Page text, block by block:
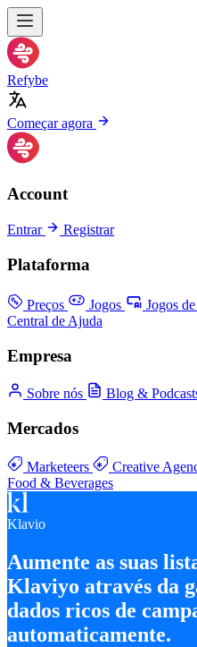
Refybe
Começar agora
Account
Entrar Registrar
Plataforma
Preços Jogos Jogos
Central de Ajuda
Empresa
Sobre nós Blog &
Mercados
Marketeers Creative
Food & Beverages
Klavio
Aumente as suas
Klaviyo através da
dados ricos de
automaticamente.